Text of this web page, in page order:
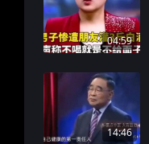
04:59
14:46